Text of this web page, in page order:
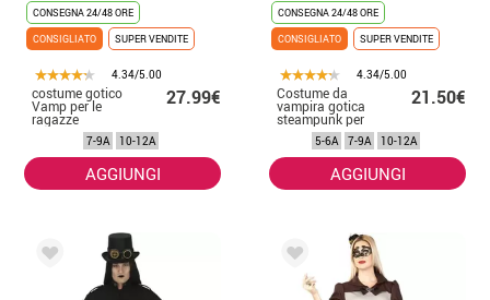
CONSEGNA 24/48 ORE
CONSIGLIATO
SUPER VENDITE
4.34/5.00
costume gotico
Vamp per le
ragazze
27.99€
7-9A 10-12A
AGGIUNGI
CONSEGNA 24/48 ORE
CONSIGLIATO
SUPER VENDITE
4.34/5.00
Costume da
vampira gotica
steampunk per
ragazze
21.50€
5-6A 7-9A 10-12A
AGGIUNGI